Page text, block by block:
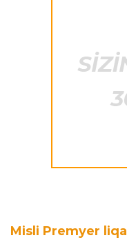
Misli Premyer liqa